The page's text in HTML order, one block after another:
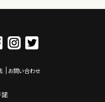
ガズピアノYouTube
お問い合わせ
諾